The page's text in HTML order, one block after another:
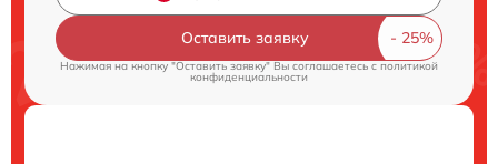
Оставить заявку
Нажимая на кнопку "Оставить заявку" Вы соглашаетесь cполитикой
конфиденциальности